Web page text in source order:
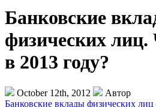
Банковские
физических лиц.
в 2013 году?
October 12th, 2012
Автор
Банковские вклады физических лиц